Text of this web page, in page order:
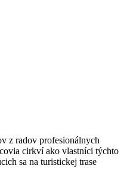
z radov profesionálnych
cirkví ako vlastníci týchto
sa na turistickej trase